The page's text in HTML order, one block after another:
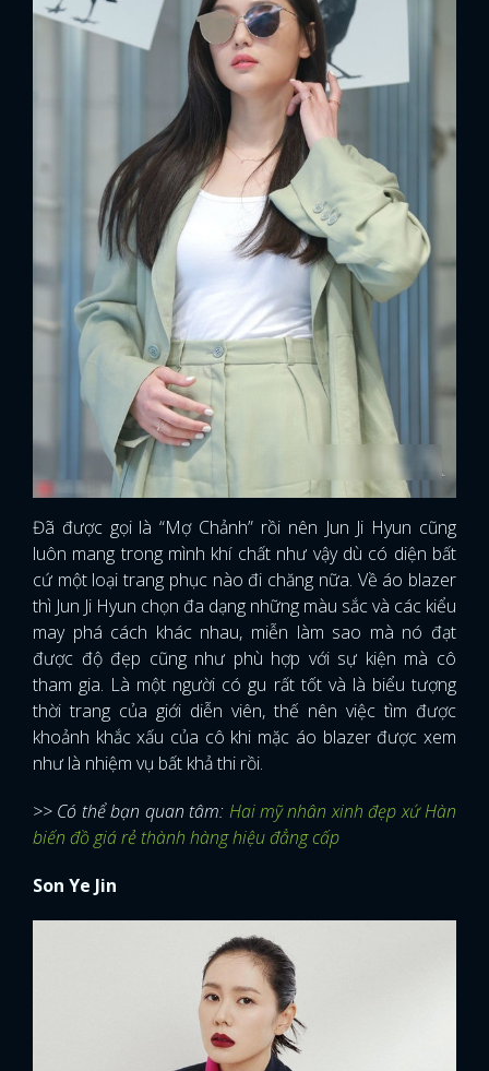
Đã được gọi là “Mợ Chảnh” rồi nên Jun Ji Hyun cũng
luôn mang trong mình khí chất như vậy dù có diện bất
cứ một loại trang phục nào đi chăng nữa. Về áo blazer
thì Jun Ji Hyun chọn đa dạng những màu sắc và các kiểu
may phá cách khác nhau, miễn làm sao mà nó đạt
được độ đẹp cũng như phù hợp với sự kiện mà cô
tham gia. Là một người có gu rất tốt và là biểu tượng
thời trang của giới diễn viên, thế nên việc tìm được
khoảnh khắc xấu của cô khi mặc áo blazer được xem
như là nhiệm vụ bất khả thi rồi.
>> Có thể bạn quan tâm: Hai mỹ nhân xinh đẹp xứ Hàn
biến đồ giá rẻ thành hàng hiệu đẳng cấp
Son Ye Jin